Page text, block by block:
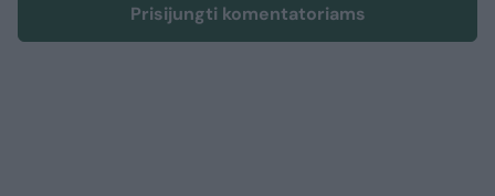
Prisijungti komentatoriams